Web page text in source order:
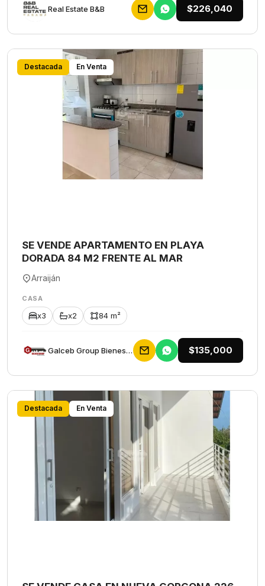
Rеаl Еstаtе В&В $226,040
Destacada En Venta
SE VENDE APARTAMENTO EN PLAYA
DORADA 84 M2 FRENTE AL MAR
Arraiján
CASA
x3 x2 84 m²
Galceb Group Bienes Raices $135,000
Destacada En Venta